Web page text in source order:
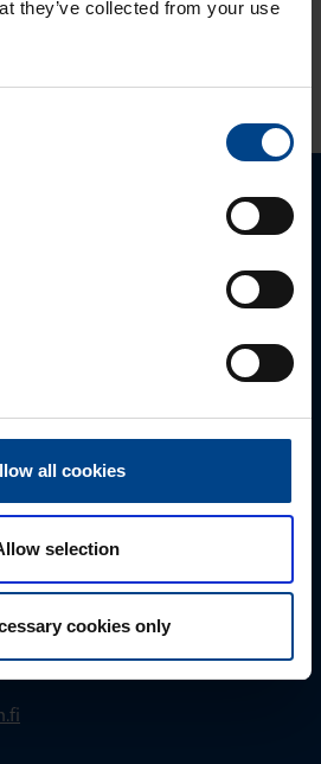
they’ve collected from your use
all cookies
selection
cookies only
jotta löydämme sinulle